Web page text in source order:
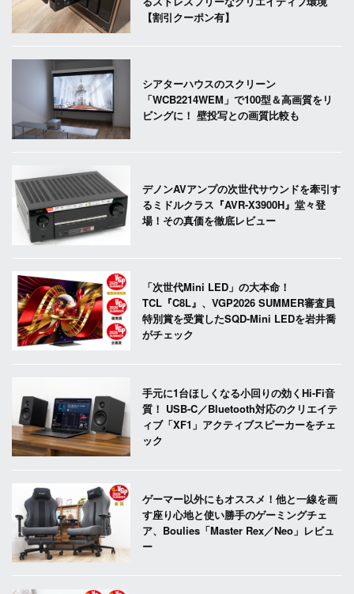
【割引クーポン有】
シアターハウスのスクリーン
「WCB2214WEM」で100型＆高画質をリ
ビングに！ 壁投写との画質比較も
デノンAVアンプの次世代サウンドを牽引す
るミドルクラス『AVR-X3900H』堂々登
場！その真価を徹底レビュー
「次世代Mini LED」の大本命！
TCL『C8L』、VGP2026 SUMMER審査員
特別賞を受賞したSQD-Mini LEDを岩井喬
がチェック
手元に1台ほしくなる小回りの効くHi-Fi音
質！ USB-C／Bluetooth対応のクリエイテ
ィブ「XF1」アクティブスピーカーをチェ
ック
ゲーマー以外にもオススメ！他と一線を画
す座り心地と使い勝手のゲーミングチェ
ア、Boulies「Master Rex／Neo」レビュ
ー